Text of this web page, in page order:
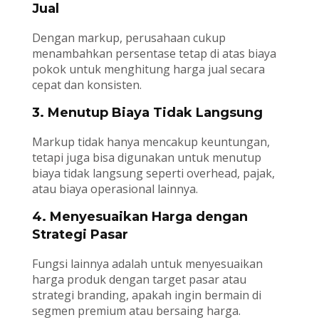
Jual
Dengan markup, perusahaan cukup
menambahkan persentase tetap di atas biaya
pokok untuk menghitung harga jual secara
cepat dan konsisten.
3. Menutup Biaya Tidak Langsung
Markup tidak hanya mencakup keuntungan,
tetapi juga bisa digunakan untuk menutup
biaya tidak langsung seperti overhead, pajak,
atau biaya operasional lainnya.
4. Menyesuaikan Harga dengan
Strategi Pasar
Fungsi lainnya adalah untuk menyesuaikan
harga produk dengan target pasar atau
strategi branding, apakah ingin bermain di
segmen premium atau bersaing harga.